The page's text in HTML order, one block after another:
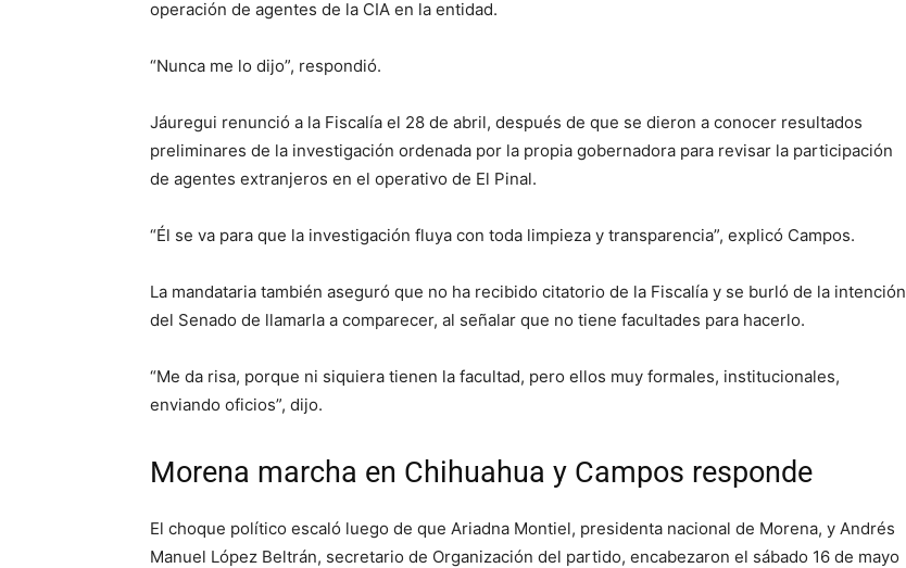
operación de agentes de la CIA en la entidad.
“Nunca me lo dijo”, respondió.
Jáuregui renunció a la Fiscalía el 28 de abril, después de que se dieron a conocer resultados
preliminares de la investigación ordenada por la propia gobernadora para revisar la participación
de agentes extranjeros en el operativo de El Pinal.
“Él se va para que la investigación fluya con toda limpieza y transparencia”, explicó Campos.
La mandataria también aseguró que no ha recibido citatorio de la Fiscalía y se burló de la intención
del Senado de llamarla a comparecer, al señalar que no tiene facultades para hacerlo.
“Me da risa, porque ni siquiera tienen la facultad, pero ellos muy formales, institucionales,
enviando oficios”, dijo.
Morena marcha en Chihuahua y Campos responde
El choque político escaló luego de que Ariadna Montiel, presidenta nacional de Morena, y Andrés
Manuel López Beltrán, secretario de Organización del partido, encabezaron el sábado 16 de mayo